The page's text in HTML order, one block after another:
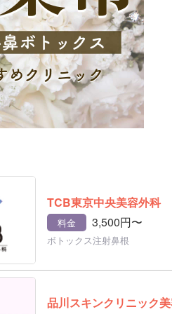
TCB東京中央美容外科
料金 3,500円〜
ボトックス注射鼻根
品川スキンクリニック